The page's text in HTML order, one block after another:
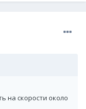
на скорости около